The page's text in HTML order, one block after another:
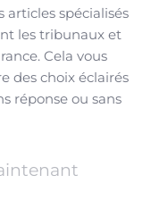
articles spécialisés
les tribunaux et
Cela vous
des choix éclairés
réponse ou sans